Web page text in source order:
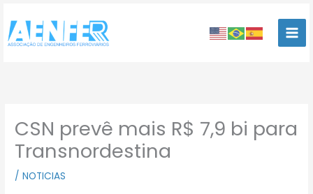
para
conteúdo
CSN prevê mais R$ 7,9 bi para
Transnordestina
/NOTICIAS